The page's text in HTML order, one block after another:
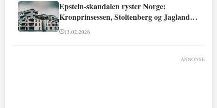
Epstein-skandalen ryster Norge:
Kronprinsessen, Stoltenberg og Jagland
involvert
13.02.2026
ANNONSE